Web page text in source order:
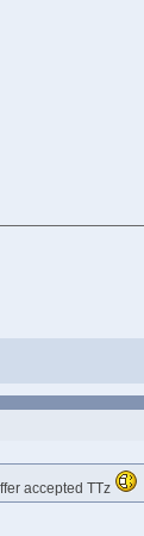
accepted TTz